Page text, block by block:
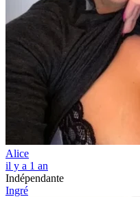
Alice
il y a 1 an
Indépendante
Ingré